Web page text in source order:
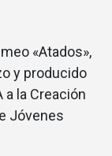
«Atados»,
y producido
a la Creación
Jóvenes